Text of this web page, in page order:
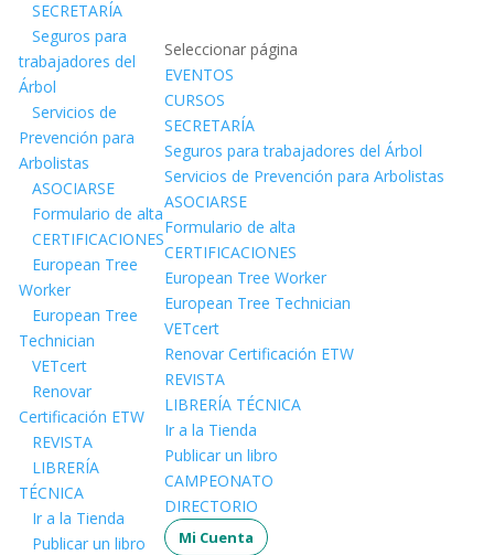
SECRETARÍA
Seguros para
trabajadores del
Árbol
Servicios de
Prevención para
Arbolistas
ASOCIARSE
Formulario de alta
CERTIFICACIONES
European Tree
Worker
European Tree
Technician
VETcert
Renovar
Certificación ETW
REVISTA
LIBRERÍA
TÉCNICA
Ir a la Tienda
Publicar un libro
Seleccionar página
EVENTOS
CURSOS
SECRETARÍA
Seguros para trabajadores del Árbol
Servicios de Prevención para Arbolistas
ASOCIARSE
Formulario de alta
CERTIFICACIONES
European Tree Worker
European Tree Technician
VETcert
Renovar Certificación ETW
REVISTA
LIBRERÍA TÉCNICA
Ir a la Tienda
Publicar un libro
CAMPEONATO
DIRECTORIO
Mi Cuenta